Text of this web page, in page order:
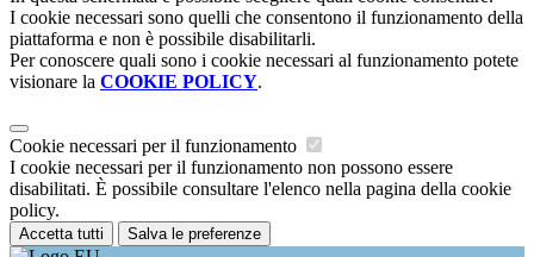
I cookie necessari sono quelli che consentono il funzionamento della
piattaforma e non è possibile disabilitarli.
Per conoscere quali sono i cookie necessari al funzionamento potete
visionare la COOKIE POLICY.
Cookie necessari per il funzionamento
I cookie necessari per il funzionamento non possono essere
disabilitati. È possibile consultare l'elenco nella pagina della cookie
policy.
Accetta tutti Salva le preferenze